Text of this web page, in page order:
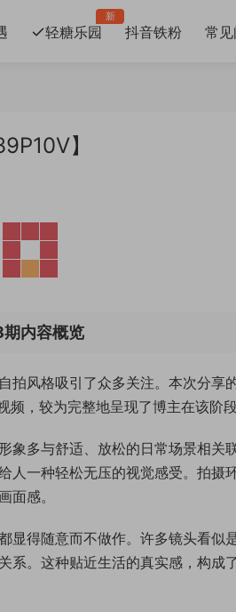
轻糖乐园
新
抖音铁粉 常
】
内容概览
拍风格吸引了众多关注。本次分享
，较为完整地呈现了博主在该阶段
象多与舒适、放松的日常场景相关
人一种轻松无压的视觉感受。拍摄
面感。
得随意而不做作。许多镜头看似
系。这种贴近生活的真实感，构成